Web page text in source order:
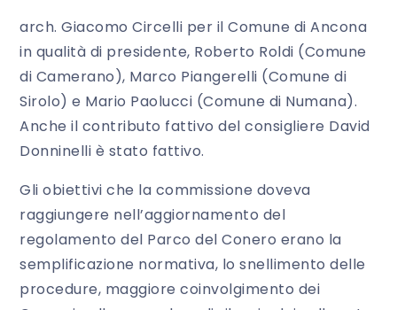
arch. Giacomo Circelli per il Comune di Ancona
in qualità di presidente, Roberto Roldi (Comune
di Camerano), Marco Piangerelli (Comune di
Sirolo) e Mario Paolucci (Comune di Numana).
Anche il contributo fattivo del consigliere David
Donninelli è stato fattivo.
Gli obiettivi che la commissione doveva
raggiungere nell’aggiornamento del
regolamento del Parco del Conero erano la
semplificazione normativa, lo snellimento delle
procedure, maggiore coinvolgimento dei